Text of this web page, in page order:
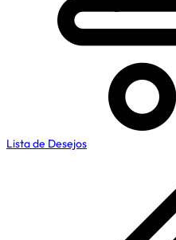
Lista de Desejos